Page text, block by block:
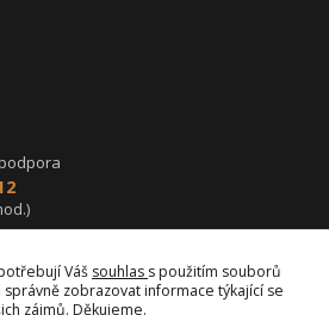
Váš souhlas s použitím souborů
správně zobrazovat informace týkající se
zájmů. Děkujeme.